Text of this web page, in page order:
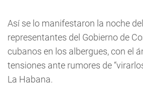
Así se lo manifestaron la noche
representantes del Gobierno de
cubanos en los albergues, con el
tensiones ante rumores de
La Habana.